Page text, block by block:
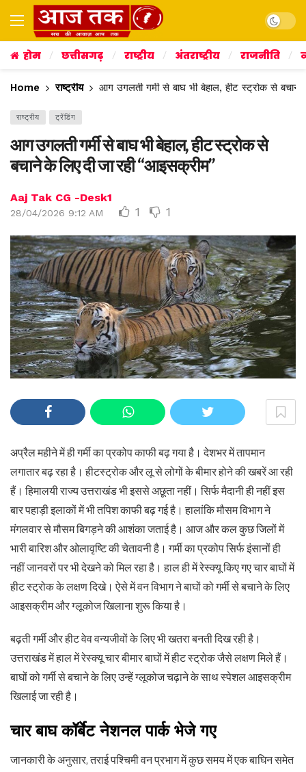
Dark
होम छत्तीसगढ़ राष्ट्रीय अंतराष्ट्रीय राजनीति
Home राष्ट्रीय आग उगलती गर्मी से बाघ भी बेहाल, हीट स्ट्रोक से
राष्ट्रीय ट्रेंडिंग
आग उगलती गर्मी से बाघ भी बेहाल, हीट स्ट्रोक से
बचाने के लिए दी जा रही “आइसक्रीम”
Aaj Tak CG -Desk1
28/04/2026 9:12 AM 1 1
अप्रैल महीने में ही गर्मी का प्रकोप काफी बढ़ गया है। देशभर में तापमान
लगातार बढ़ रहा है। हीटस्ट्रोक और लू से लोगों के बीमार होने की खबरें आ रही
हैं। हिमालयी राज्य उत्तराखंड भी इससे अछूता नहीं। सिर्फ मैदानी ही नहीं इस
बार पहाड़ी इलाकों में भी तपिश काफी बढ़ गई है। हालांकि मौसम विभाग ने
मंगलवार से मौसम बिगड़ने की आशंका जताई है। आज और कल कुछ जिलों में
भारी बारिश और ओलावृष्टि की चेतावनी है। गर्मी का प्रकोप सिर्फ इंसानों ही
नहीं जानवरों पर भी देखने को मिल रहा है। हाल ही में रेस्क्यू किए गए चार बाघों में
हीट स्ट्रोक के लक्षण दिखे। ऐसे में वन विभाग ने बाघों को गर्मी से बचाने के लिए
आइसक्रीम और ग्लूकोज खिलाना शुरू किया है।
बढ़ती गर्मी और हीट वेव वन्यजीवों के लिए भी खतरा बनती दिख रही है।
उत्तराखंड में हाल में रेस्क्यू चार बीमार बाघों में हीट स्ट्रोक जैसे लक्षण मिले हैं।
बाघों को गर्मी से बचाने के लिए उन्हें ग्लूकोज चढ़ाने के साथ स्पेशल आइसक्रीम
खिलाई जा रही है।
चार बाघ कॉर्बेट नेशनल पार्क भेजे गए
जानकारी के अनुसार, तराई पश्चिमी वन प्रभाग में कुछ समय में एक बाघिन समेत